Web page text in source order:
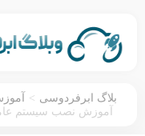
بلاگ ابرفردوسی >
آموزش نصب سیستم